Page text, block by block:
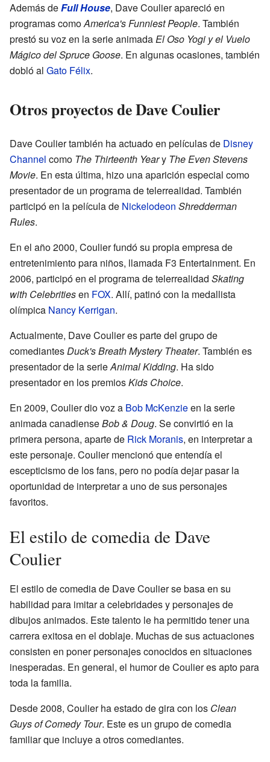
Además deFull House, Dave Coulier apareció en
programas comoAmerica's Funniest People. También
prestó su voz en la serie animadaEl Oso Yogi y el Vuelo
Mágico del Spruce Goose. En algunas ocasiones, también
dobló al Gato Félix.
Otros proyectos de Dave Coulier
Dave Coulier también ha actuado en películas de Disney
Channel como The Thirteenth Yeary The Even Stevens
Movie. En esta última, hizo una aparición especial como
presentador de un programa de telerrealidad. También
participó en la película de Nickelodeon Shredderman
Rules.
En el año 2000, Coulier fundó su propia empresa de
entretenimiento para niños, llamada F3 Entertainment. En
2006, participó en el programa de telerrealidad Skating
with Celebritiesen FOX. Allí, patinó con la medallista
olímpica Nancy Kerrigan.
Actualmente, Dave Coulier es parte del grupo de
comediantesDuck's Breath Mystery Theater. También es
presentador de la serieAnimal Kidding. Ha sido
presentador en los premiosKids Choice.
En 2009, Coulier dio voz a Bob McKenzieen la serie
animada canadienseBob & Doug. Se convirtió en la
primera persona, aparte de Rick Moranis, en interpretar a
este personaje. Coulier mencionó que entendía el
escepticismo de los fans, pero no podía dejar pasar la
oportunidad de interpretar a uno de sus personajes
favoritos.
El estilo de comedia de Dave
Coulier
El estilo de comedia de Dave Coulier se basa en su
habilidad para imitar a celebridades y personajes de
dibujos animados. Este talento le ha permitido tener una
carrera exitosa en el doblaje. Muchas de sus actuaciones
consisten en poner personajes conocidos en situaciones
inesperadas. En general, el humor de Coulier es apto para
toda la familia.
Desde 2008, Coulier ha estado de gira con los Clean
Guys of Comedy Tour. Este es un grupo de comedia
familiar que incluye a otros comediantes.